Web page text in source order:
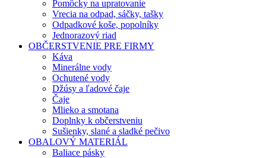
Pomôcky na upratovanie
Vrecia na odpad, sáčky, tašky
Odpadkové koše, popolníky
Jednorazový riad
OBČERSTVENIE PRE FIRMY
Káva
Minerálne vody
Ochutené vody
Džúsy a ľadové čaje
Čaje
Mlieko a smotana
Doplnky k občerstveniu
Sušienky, slané a sladké pečivo
OBALOVÝ MATERIÁL
Baliace pásky